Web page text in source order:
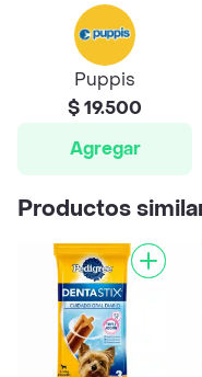
Puppis
$ 19.500
Agregar
Productos